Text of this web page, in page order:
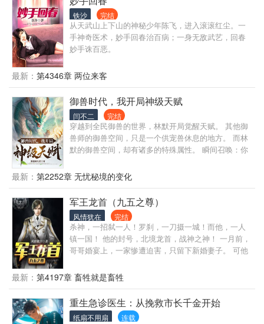
铁沙 完结
从天武山上下山的神秘少年陈飞，进入滚滚红尘。一
手神奇医术，妙手回春治百病；一身无敌武艺，回春
妙手诛百恶。
最新： 第4346章 两位来客
御兽时代，我开局神级天赋
闫不二 完结
穿越到全民御兽的世界，林默开局觉醒天赋。 其他御
兽师的御兽空间，只是一个供宠兽休息的地方。 而林
默的御兽空间，却有诸多的特殊属性。 瞬间召唤：你
宠兽等级有点低？没关系，分分钟让它变神兽。 负面
状态清除：中毒了没法战斗？来来来，到御兽空间逛
一圈，出来又是一条好汉，不……好兽！ 除此之外，
还有高速成长、血脉洗礼……等等等等。 若干年后，
看着林默身边围绕的一众神级宠兽，所有人的世界观
瞬间崩塌了。 一个人带一群神兽，林默你简直不当人
啊！ 林默微微一笑：“没办法，谁让老子的背后是地球
呢。”
最新： 第2252章 无忧秘境的变化
军王龙首（九五之尊）
风情犹在 完结
杀神，一招弑一人！罗刹，一刀摄一城！而他，一人
镇一国！ 他的封号，北境龙首，战神之神！ 一月前，
哥哥婚宴上，一家惨遭迫害，只留下新婚妻子。 可他
光数万贼寇，斩杀五大至尊！ 而今天，龙首林策，回
来了！ “此次回归，我只带两人，丛林之王，霸虎！暗
杀之王，七里！” “属下，誓死效忠！” “策弟！” “嫂
子！” 长眉入鬓，铁泪化血！ 敌人，要跪着，女人，
要躺着！ 我是战神之神，敌人却说我是魔！是魔又如
最新： 第4197章 畜牲就是畜牲
重生急诊医生：从挽救市长千金开始
纸扇不用扇 连载